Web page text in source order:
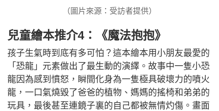
（圖片來源：受訪者提供）
兒童繪本推介4：《魔法抱抱》
孩子生氣時到底有多可怕？這本繪本用小朋友最愛的
「恐龍」元素做出了最生動的演繹。故事中一隻小恐
龍因為感到憤怒，瞬間化身為一隻極具破壞力的噴火
龍，一口氣燒毀了爸爸的植物、媽媽的搖椅和弟弟的
玩具，最後甚至連鏡子裏的自己都被無情灼傷。畫面